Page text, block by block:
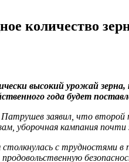
количество
высокий урожай
года будет
заявил, что
уборочная кампания
с трудностями в
продовольственную